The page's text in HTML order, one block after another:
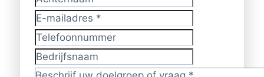
Achternaam
E-mailadres*
Telefoonnummer
Bedrijfsnaam